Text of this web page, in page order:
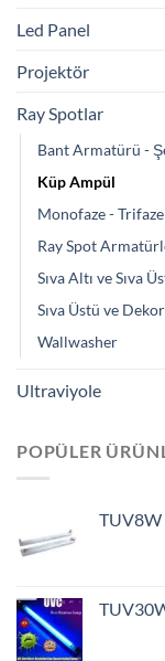
Led Panel
Projektör
Ray Spotlar
Bant Armatürü -
Küp Ampül
Monofaze -
Ray Spot
Sıva Altı ve Sıva
Sıva Üstü ve
Wallwasher
Ultraviyole
POPÜLER
TUV8W